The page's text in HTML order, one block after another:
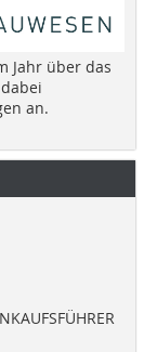
Jahr über das
an.